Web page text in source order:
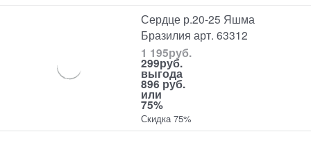
Сердце р.20-25 Яшма
Бразилия арт. 63312
1 195руб.
299руб.
выгода
896 руб.
или
75%
Скидка 75%